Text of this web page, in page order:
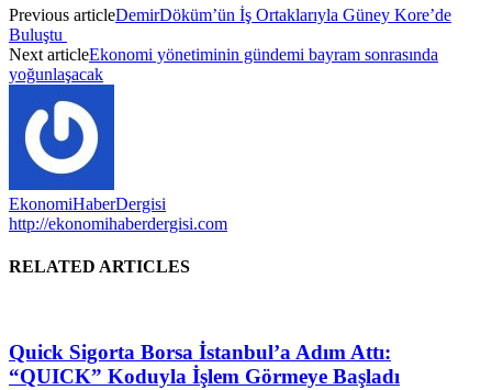
Previous articleDemirDöküm’ün İş Ortaklarıyla Güney Kore’de
Buluştu
Next articleEkonomi yönetiminin gündemi bayram sonrasında
yoğunlaşacak
EkonomiHaberDergisi
http://ekonomihaberdergisi.com
RELATED ARTICLES
Quick Sigorta Borsa İstanbul’a Adım Attı:
“QUICK” Koduyla İşlem Görmeye Başladı